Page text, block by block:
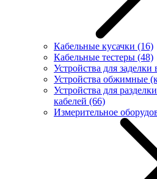
Кабельные кусачки (16)
Кабельные тестеры (48)
Устройства для
Устройства обжимные
Устройства для
кабелей (66)
Измерительное